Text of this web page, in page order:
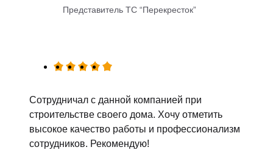
Представитель ТС “Перекресток”
Сотрудничал с данной компанией при
строительстве своего дома. Хочу отметить
высокое качество работы и профессионализм
сотрудников. Рекомендую!